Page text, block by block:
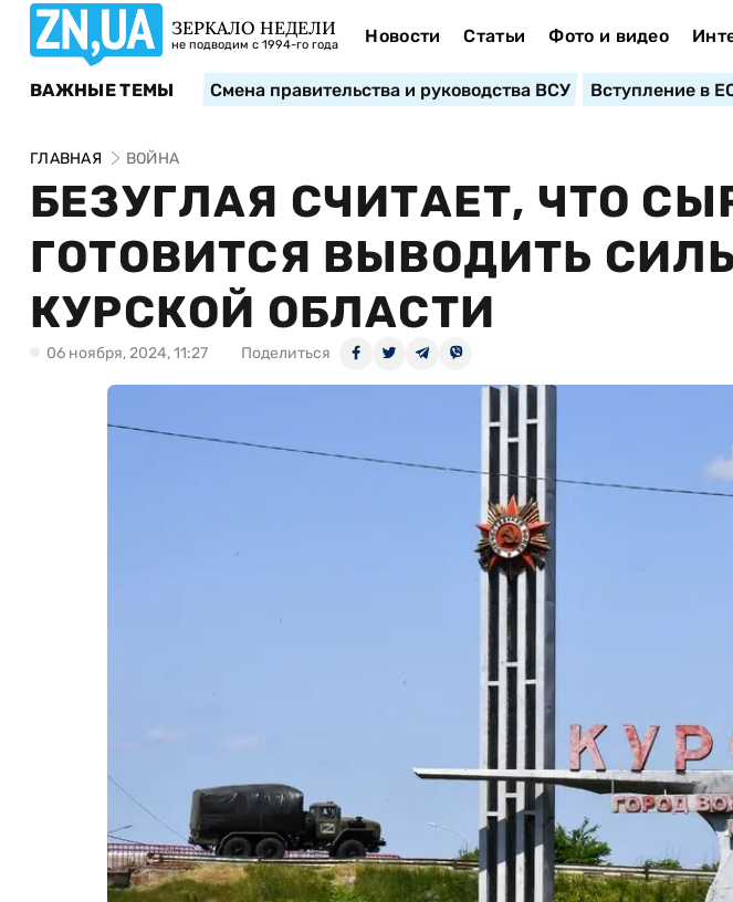
ЗЕРКАЛО НЕДЕЛИ
не подводим с 1994-го года Новости Статьи Фото и видео
ВАЖНЫЕ ТЕМЫ Смена правительства и руководства ВСУ Вступление в
ГЛАВНАЯ ВОЙНА
БЕЗУГЛАЯ СЧИТАЕТ, ЧТО
ГОТОВИТСЯ ВЫВОДИТЬ
КУРСКОЙ ОБЛАСТИ
06 ноября, 2024, 11:27 Поделиться